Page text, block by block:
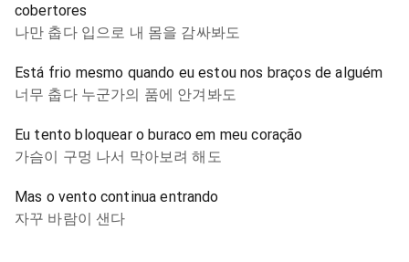
cobertores
나만 춥다 입으로 내 몸을 감싸봐도
Está frio mesmo quando eu estou nos braços de alguém
너무 춥다 누군가의 품에 안겨봐도
Eu tento bloquear o buraco em meu coração
가슴이 구멍 나서 막아보려 해도
Mas o vento continua entrando
자꾸 바람이 샌다